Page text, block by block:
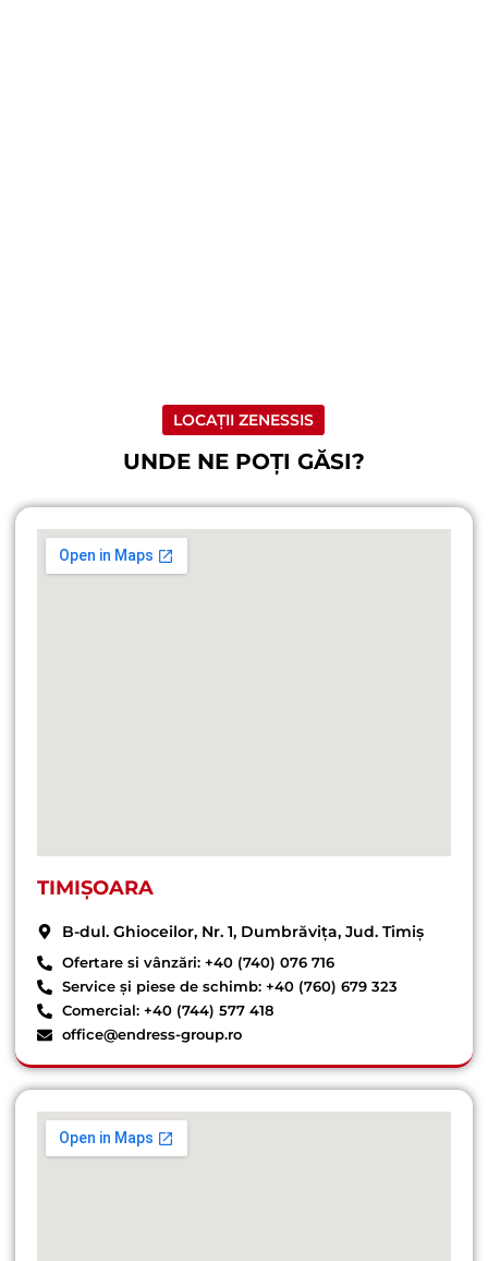
LOCAȚII ZENESSIS
UNDE NE POȚI GĂSI?
TIMIȘOARA
B-dul. Ghioceilor, Nr. 1, Dumbrăvița, Jud. Timiș
Ofertare si vânzări: +40 (740) 076 716
Service și piese de schimb: +40 (760) 679 323
Comercial: +40 (744) 577 418
office@endress-group.ro